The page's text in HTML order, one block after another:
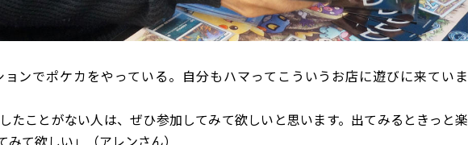
ョンでポケカをやっている。自分もハマってこういうお店に遊びに来ていま
たことがない人は、ぜひ参加してみて欲しいと思います。出てみるときっと楽
て欲しい」（アレンさん）